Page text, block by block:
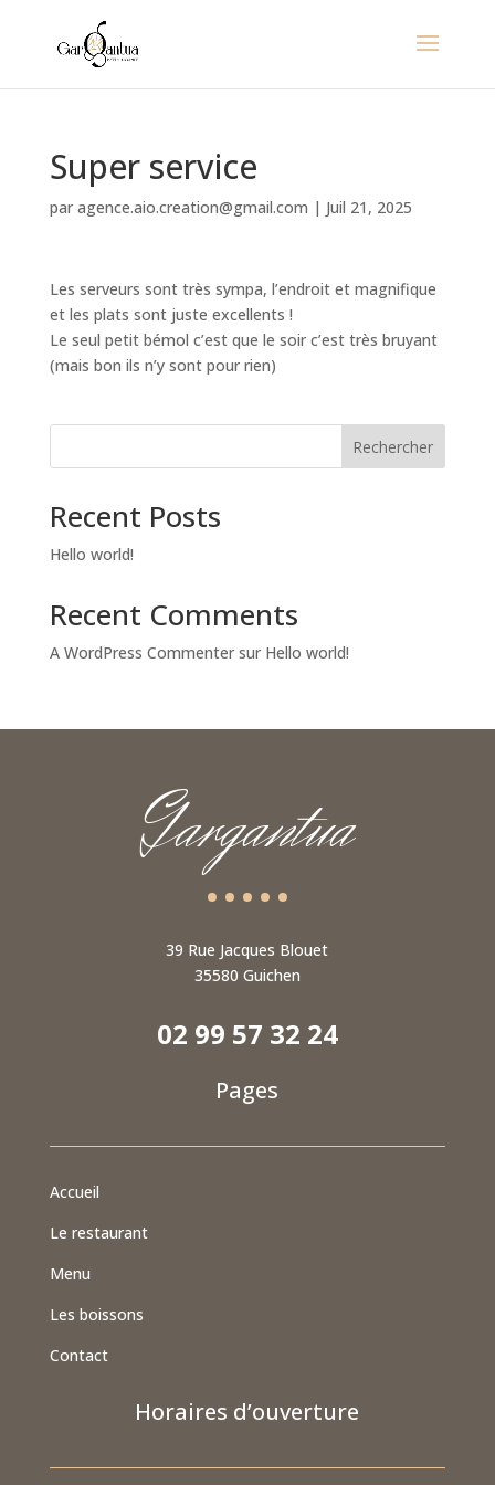
Super service
par agence.aio.creation@gmail.com | Juil 21, 2025
Les serveurs sont très sympa, l’endroit et magnifique
et les plats sont juste excellents !
Le seul petit bémol c’est que le soir c’est très bruyant
(mais bon ils n’y sont pour rien)
Rechercher
Recent Posts
Hello world!
Recent Comments
A WordPress Commentersur Hello world!
Gargantua
39 Rue Jacques Blouet
35580 Guichen
02 99 57 32 24
Pages
Accueil
Le restaurant
Menu
Les boissons
Contact
Horaires d’ouverture